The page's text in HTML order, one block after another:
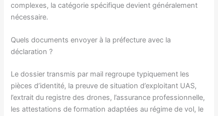
complexes, la catégorie spécifique devient généralement
nécessaire.
Quels documents envoyer à la préfecture avec la
déclaration ?
Le dossier transmis par mail regroupe typiquement les
pièces d’identité, la preuve de situation d’exploitant UAS,
l’extrait du registre des drones, l’assurance professionnelle,
les attestations de formation adaptées au régime de vol, le